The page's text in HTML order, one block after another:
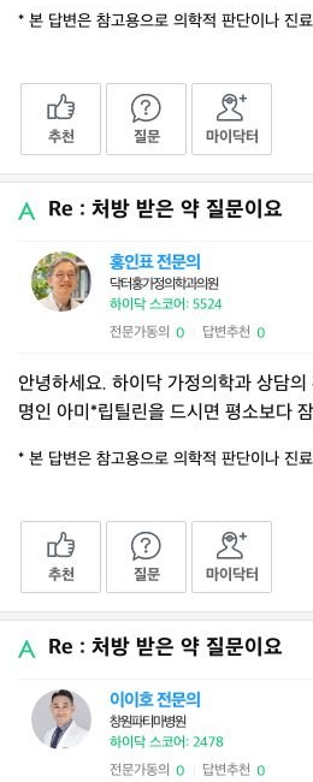
* 본 답변은 참고용으로 의학적 판단이나 진
추천 질문 마이닥터
Re : 처방 받은 약 질문이요
홍인표 전문의
닥터홍가정의학과의원
하이닥 스코어: 5524
전문가동의 0 답변추천 0
안녕하세요. 하이닥 가정의학과 상담의
명인 아미*립틸린을 드시면 평소보다
* 본 답변은 참고용으로 의학적 판단이나 진
추천 질문 마이닥터
Re : 처방 받은 약 질문이요
이이호 전문의
창원파티마병원
하이닥 스코어: 2478
전문가동의 0 답변추천 0